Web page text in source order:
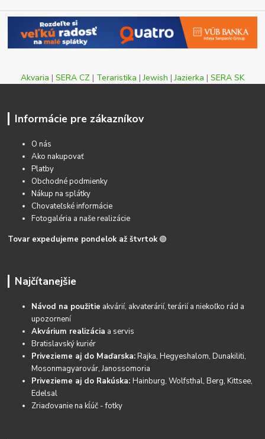
Akvaria | SERA CZ | Teraristika |Jewish |Jazierka | SERA SK
Informácie pre zákazníkov
O nás
Ako nakupovať
Platby
Obchodné podmienky
Nákup na splátky
Chovateľské informácie
Fotogaléria a naše realizácie
Tovar expedujeme pondelok až štvrtok 🟢
Najčítanejšie
Návod na použitie akvárií, akvaterárií, terárií a niekoľko rád a
upozornení
Akvárium realizácia a servis
Bratislavský kuriér
Privezieme aj do Maďarska:Rajka, Hegyeshalom, Dunakiliti,
Mosonmagyarovár, Janossomoria
Privezieme aj do Rakúska:Hainburg, Wolfsthal, Berg, Kittsee,
Edelsal
Zriaďovanie na kĺúč - fotky